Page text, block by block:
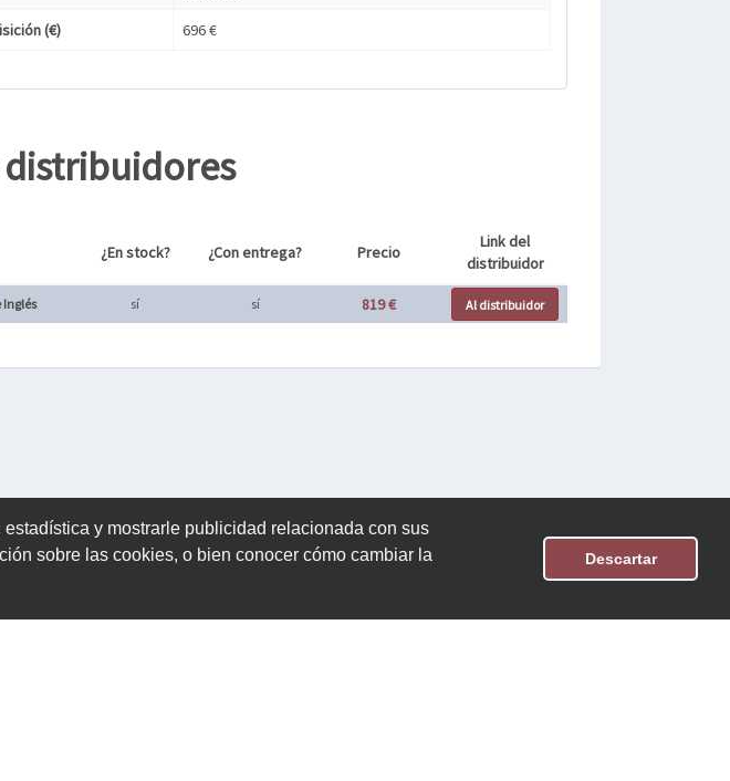
y mostrarle publicidad relacionada con sus
sobre las cookies, o bien conocer cómo cambiar la
Descartar
(€) 696 €
distribuidores
¿En stock? ¿Con entrega? Precio
Link del
distribuidor
Inglés sí sí 819 € Al distribuidor